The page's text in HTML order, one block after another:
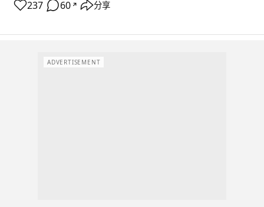
237 60 ↗ 分享
ADVERTISEMENT